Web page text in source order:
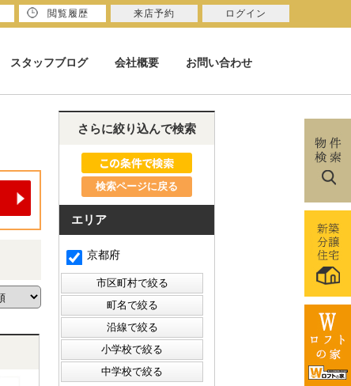
スタッフブログ 会社概要 お問い合わせ
さらに絞り込んで検索
検索ページに戻る
エリア
京都府
閲覧履歴 来店予約 ログイン